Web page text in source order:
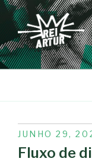
Saltar
para
conteúdo
REI-
PUBLICADO
EM
JUNHO 29,
Fluxo de